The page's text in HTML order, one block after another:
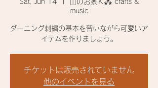
Sat, Jun 14
山のお家Ｋ⁂ crafts &
music
ダーニング刺繍の基本を習いながら可愛いア
イテムを作りましょう。
チケットは販売されていません
他のイベントを見る